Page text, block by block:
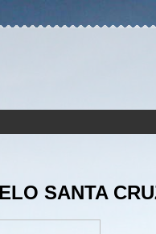
SANTA